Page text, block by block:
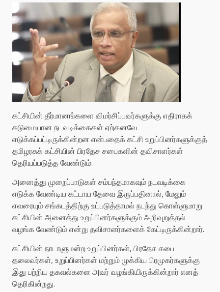
கட்சியின் தீர்மானங்களை விமர்சிப்பவர்களுக்கு எதிராகக்
கடுமையான நடவடிக்கைகள் ஏற்கனவே
எடுக்கப்பட்டிருக்கின்றன என்பதைக் கட்சி உறுப்பினர்களுக்குத்
தமிழரசுக் கட்சியின் பிரதேச சபைகளின் தவிசாளர்கள்
தெரியப்படுத்த வேண்டும்.
அனைத்து முறைப்பாடுகள் சம்பந்தமாகவும் நடவடிக்கை
எடுக்க வேண்டிய கட்டாய தேவை இருப்பதினால், மேலும்
எவரையும் சங்கடத்திற்கு உட்படுத்தாமல் நடந்து கொள்ளுமாறு
கட்சியின் அனைத்து உறுப்பினர்களுக்கும் அறிவுறுத்தல்
வழங்க வேண்டும் என்று தவிசாளர்களைக் கேட்டிருக்கின்றார்.
கட்சியின் நாடாளுமன்ற உறுப்பினர்கள், பிரதேச சபை
தலைவர்கள், உறுப்பினர்கள் மற்றும் முக்கிய பிரமுகர்களுக்கு
இது பற்றிய தகவல்களை அவர் வழங்கியிருக்கின்றார் எனத்
தெரிகின்றது.